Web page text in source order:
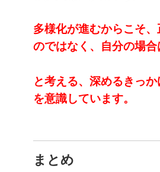
多様化が進むからこそ
のではなく、自分の場合
と考える、深めるきっ
を意識しています。
まとめ